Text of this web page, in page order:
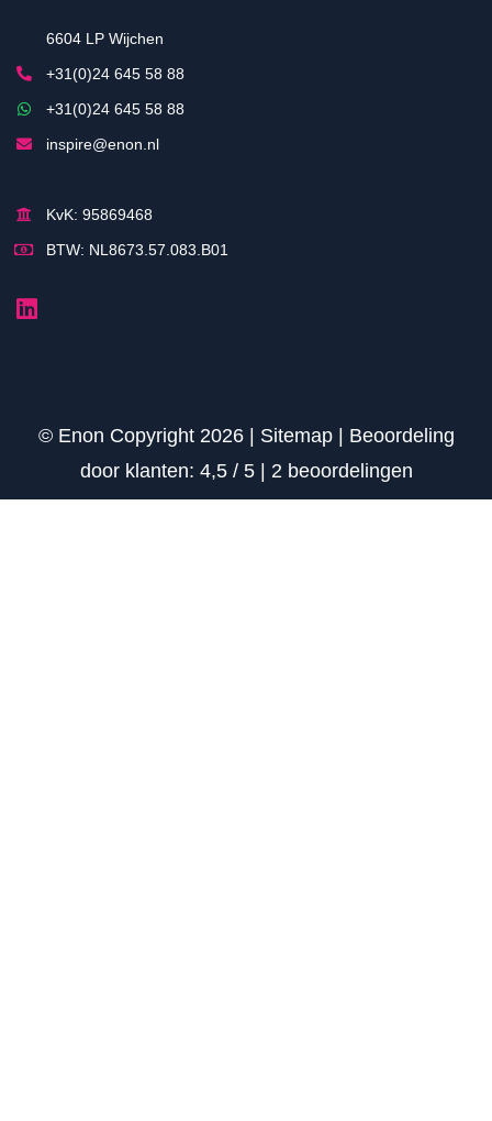
6604 LP Wijchen
+31(0)24 645 58 88
+31(0)24 645 58 88
inspire@enon.nl
KvK: 95869468
BTW: NL8673.57.083.B01
© Enon Copyright 2026 | Sitemap| Beoordeling
door klanten: 4,5/ 5| 2 beoordelingen